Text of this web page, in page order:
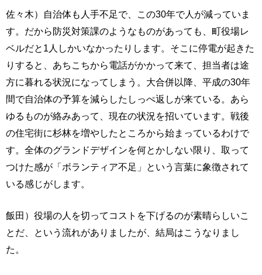
佐々木）自治体も人手不足で、この30年で人が減っていま
す。だから防災対策課のようなものがあっても、町役場レ
ベルだと1人しかいなかったりします。そこに停電が起きた
りすると、あちこちから電話がかかって来て、担当者は途
方に暮れる状況になってしまう。大合併以降、平成の30年
間で自治体の予算を減らしたしっぺ返しが来ている。あら
ゆるものが絡みあって、現在の状況を招いています。戦後
の住宅街に杉林を増やしたところから始まっているわけで
す。全体のグランドデザインを何とかしない限り、取って
つけた感が「ボランティア不足」という言葉に象徴されて
いる感じがします。
飯田）役場の人を切ってコストを下げるのが素晴らしいこ
とだ、という流れがありましたが、結局はこうなりまし
た。